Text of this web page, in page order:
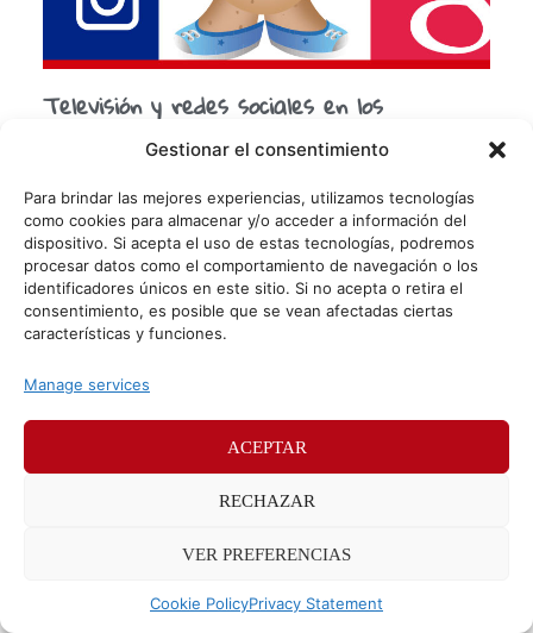
Gestionar el consentimiento
Para brindar las mejores experiencias, utilizamos tecnologías
como cookies para almacenar y/o acceder a información del
dispositivo. Si acepta el uso de estas tecnologías, podremos
procesar datos como el comportamiento de navegación o los
identificadores únicos en este sitio. Si no acepta o retira el
consentimiento, es posible que se vean afectadas ciertas
características y funciones.
Manage services
ACEPTAR
RECHAZAR
VER PREFERENCIAS
Cookie PolicyPrivacy Statement
Televisión y redes sociales en los
atentados de París
pasado me enteré de lo que había ocurrido en París de
refilón, porque vi una publicación
© Sr. Potato 2026